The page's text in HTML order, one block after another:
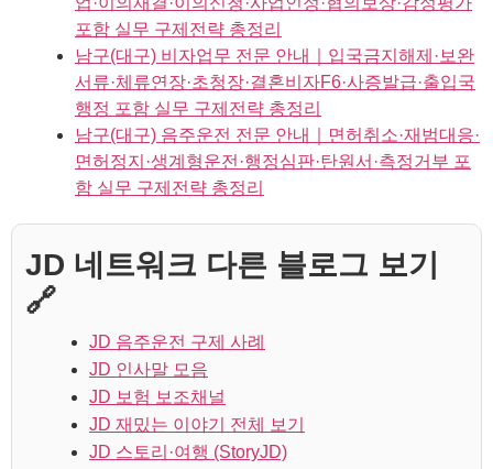
포함 실무 구제전략 총정리
남구(대구) 비자업무 전문 안내｜입국금지해제·보완
서류·체류연장·초청장·결혼비자F6·사증발급·출입국
행정 포함 실무 구제전략 총정리
남구(대구) 음주운전 전문 안내｜면허취소·재범대응·
면허정지·생계형운전·행정심판·탄원서·측정거부 포
함 실무 구제전략 총정리
JD 네트워크 다른 블로그 보기
🔗
JD 음주운전 구제 사례
JD 인사말 모음
JD 보험 보조채널
JD 재밌는 이야기 전체 보기
JD 스토리·여행 (StoryJD)